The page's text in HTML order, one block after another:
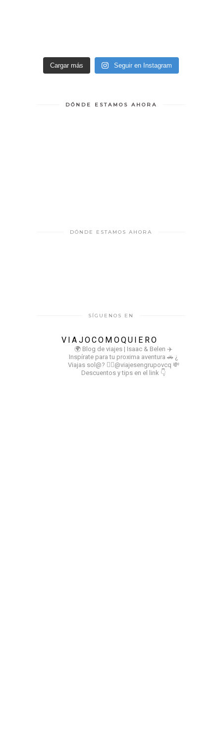
Cargar más Seguir en Instagram
DÓNDE ESTAMOS AHORA
DÓNDE ESTAMOS AHORA
SÍGUENOS EN
VIAJOCOMOQUIERO
🌍 Blog de viajes | Isaac & Belen ✈️
Inspírate para tu proxima aventura 🚗 ¿
Viajas sol@? 👉🏻@viajesengrupovcq 💸
Descuentos y tips en el link 👇